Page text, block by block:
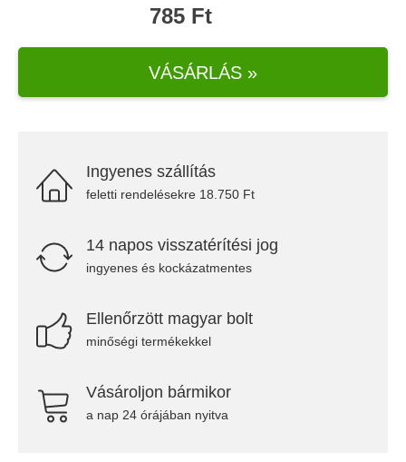
785 Ft
VÁSÁRLÁS »
Ingyenes szállítás
feletti rendelésekre 18.750 Ft
14 napos visszatérítési jog
ingyenes és kockázatmentes
Ellenőrzött magyar bolt
minőségi termékekkel
Vásároljon bármikor
a nap 24 órájában nyitva